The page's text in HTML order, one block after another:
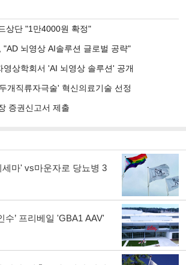
로
기
사
유
기
상단 "1만4000원 확정"
"AD 뇌영상 AI솔루션 글로벌 공략"
영상학회서 'AI 뇌영상 솔루션' 공개
개직류자극술' 혁신의료기술 선정
증권신고서 제출
세마' vs마운자로 당뇨병 3
수’ 프리베일 'GBA1 AAV'